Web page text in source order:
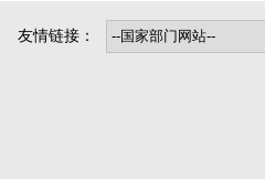
友情链接：